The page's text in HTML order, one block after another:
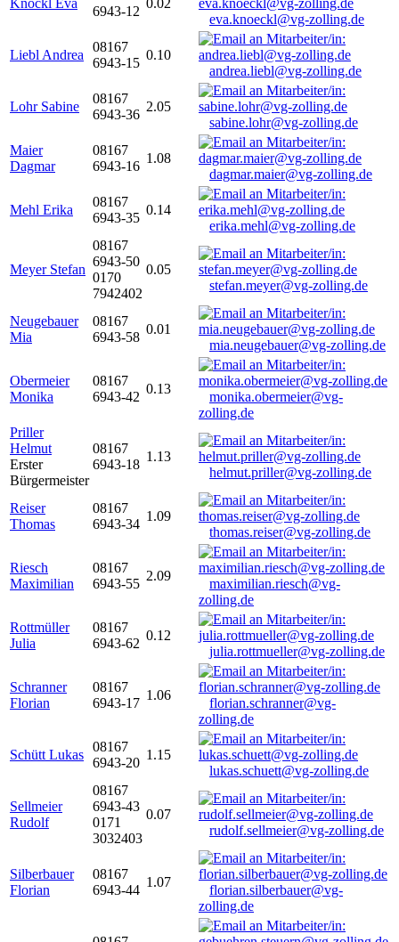
Knöckl Eva
6943-12
0.02
eva.knoeckl@vg-zolling.de
Liebl Andrea
08167
6943-15
0.10
andrea.liebl@vg-zolling.de
Lohr Sabine
08167
6943-36
2.05
sabine.lohr@vg-zolling.de
Maier
Dagmar
08167
6943-16
1.08
dagmar.maier@vg-zolling.de
Mehl Erika
08167
6943-35
0.14
erika.mehl@vg-zolling.de
Meyer Stefan
08167
6943-50
0170
7942402
0.05
stefan.meyer@vg-zolling.de
Neugebauer
Mia
08167
6943-58
0.01
mia.neugebauer@vg-zolling.de
Obermeier
Monika
08167
6943-42
0.13
monika.obermeier@vg-
zolling.de
Priller
Helmut
Erster
Bürgermeister
08167
6943-18
1.13
helmut.priller@vg-zolling.de
Reiser
Thomas
08167
6943-34
1.09
thomas.reiser@vg-zolling.de
Riesch
Maximilian
08167
6943-55
2.09
maximilian.riesch@vg-
zolling.de
Rottmüller
Julia
08167
6943-62
0.12
julia.rottmueller@vg-zolling.de
Schranner
Florian
08167
6943-17
1.06
florian.schranner@vg-
zolling.de
Schütt Lukas
08167
6943-20
1.15
lukas.schuett@vg-zolling.de
Sellmeier
Rudolf
08167
6943-43
0171
3032403
0.07
rudolf.sellmeier@vg-zolling.de
Silberbauer
Florian
08167
6943-44
1.07
florian.silberbauer@vg-
zolling.de